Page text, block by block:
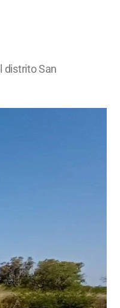
distrito San